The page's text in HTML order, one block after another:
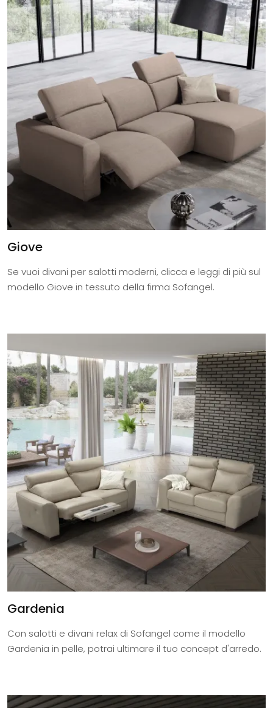
Giove
Se vuoi divani per salotti moderni, clicca e leggi di più sul
modello Giove in tessuto della firma Sofangel.
Gardenia
Con salotti e divani relax di Sofangel come il modello
Gardenia in pelle, potrai ultimare il tuo concept d'arredo.